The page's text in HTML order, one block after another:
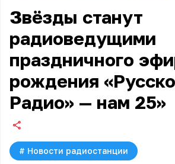
Звёзды станут
радиоведущими
праздничного
рождения
Радио» — нам 25»
# Новости радиостанции